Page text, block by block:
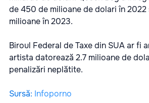
de 450 de milioane de dolari în
milioane în 2023.
Biroul Federal de Taxe din SUA ar fi
artista datorează 2.7 milioane de
penalizări neplătite.
Sursă: Infoporno